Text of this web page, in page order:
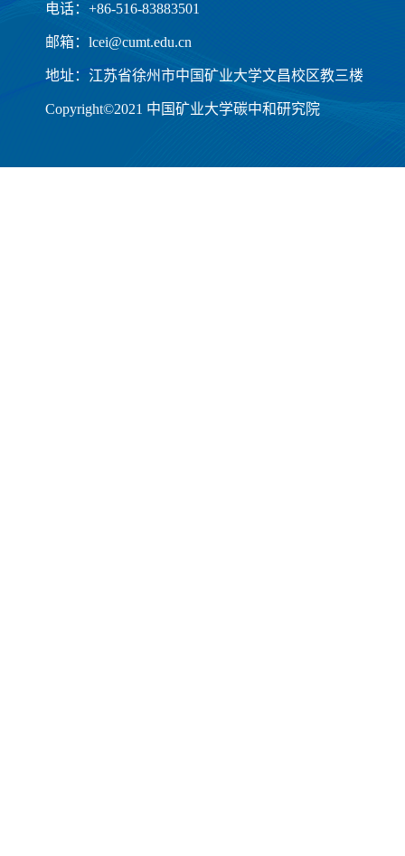
电话：+86-516-83883501
邮箱：lcei@cumt.edu.cn
地址：江苏省徐州市中国矿业大学文昌校区教三楼
Copyright©2021 中国矿业大学碳中和研究院